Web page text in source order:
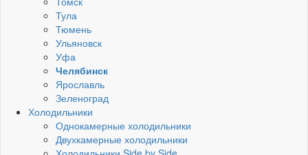
Тула
Тюмень
Ульяновск
Уфа
Челябинск
Ярославль
Зеленоград
Холодильники
Однокамерные холодильники
Двухкамерные холодильники